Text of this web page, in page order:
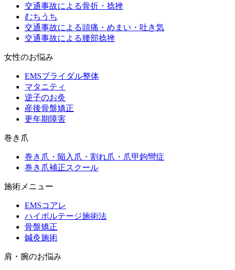
交通事故による骨折・捻挫
むちうち
交通事故による頭痛・めまい・吐き気
交通事故による腰部捻挫
女性のお悩み
EMSブライダル整体
マタニティ
逆子のお灸
産後骨盤矯正
更年期障害
巻き爪
巻き爪・陥入爪・割れ爪・爪甲鉤彎症
巻き爪補正スクール
施術メニュー
EMSコアレ
ハイボルテージ施術法
骨盤矯正
鍼灸施術
肩・腕のお悩み